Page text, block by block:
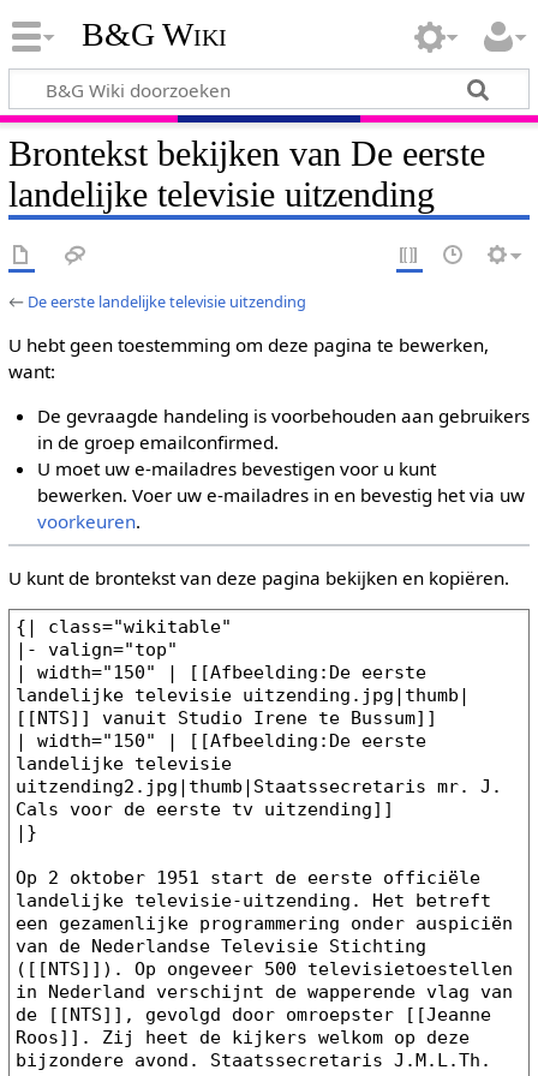
B&G Wiki
Brontekst bekijken van De eerste
landelijke televisie uitzending
← De eerste landelijke televisie uitzending
U hebt geen toestemming om deze pagina te bewerken,
want:
De gevraagde handeling is voorbehouden aan gebruikers
in de groep emailconfirmed.
U moet uw e-mailadres bevestigen voor u kunt
bewerken. Voer uw e-mailadres in en bevestig het via uw
voorkeuren.
U kunt de brontekst van deze pagina bekijken en kopiëren.